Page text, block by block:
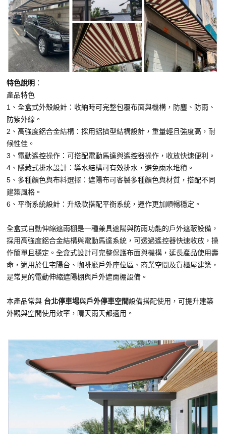
特色說明 ：
產品特色
1、全盒式外殼設計：收納時可完整包覆布面與機構，防塵、防雨、
防紫外線。
2、高強度鋁合金結構：採用鋁擠型結構設計，重量輕且強度高，耐
候性佳。
3、電動遙控操作：可搭配電動馬達與遙控器操作，收放快速便利。
4、隱藏式排水設計：導水結構可有效排水，避免雨水堆積。
5、多種顏色與布料選擇：遮陽布可客製多種顏色與材質，搭配不同
建築風格。
6、平衡系統設計：升級款搭配平衡系統，運作更加順暢穩定。
全盒式自動伸縮遮雨棚是一種兼具遮陽與防雨功能的戶外遮蔽設備，
採用高強度鋁合金結構與電動馬達系統，可透過遙控器快速收放，操
作簡單且穩定。全盒式設計可完整保護布面與機構，延長產品使用壽
命，適用於住宅陽台、咖啡廳戶外座位區、商業空間及貨櫃屋建築，
是常見的電動伸縮遮陽棚與戶外遮雨棚設備。
本產品常與 台北停車場與戶外停車空間設備搭配使用，可提升建築
外觀與空間使用效率，晴天雨天都適用。